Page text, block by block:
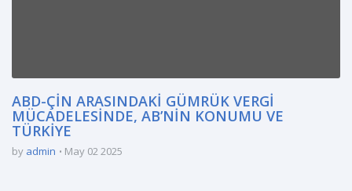
ABD-ÇİN ARASINDAKİ GÜMRÜK VERGİ
MÜCADELESİNDE, AB’NİN KONUMU VE
TÜRKİYE
by admin May 02 2025